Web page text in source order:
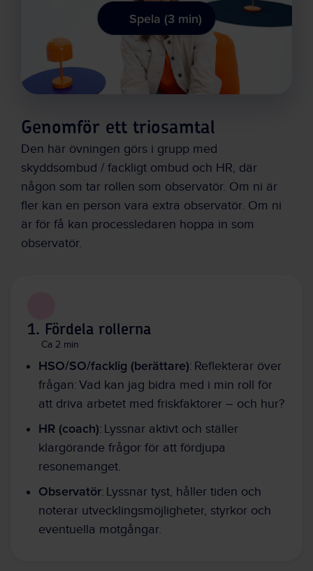
Spela (3 min)
Genomför ett triosamtal
Den här övningen görs i grupp med
skyddsombud / fackligt ombud och HR, där
någon som tar rollen som observatör. Om ni är
fler kan en person vara extra observatör. Om ni
är för få kan processledaren hoppa in som
observatör.
1. Fördela rollerna
Ca 2 min
HSO/SO/facklig (berättare): Reflekterar över
frågan: Vad kan jag bidra med i min roll för
att driva arbetet med friskfaktorer – och hur?
HR (coach): Lyssnar aktivt och ställer
klargörande frågor för att fördjupa
resonemanget.
Observatör: Lyssnar tyst, håller tiden och
noterar utvecklingsmöjligheter, styrkor och
eventuella motgångar.